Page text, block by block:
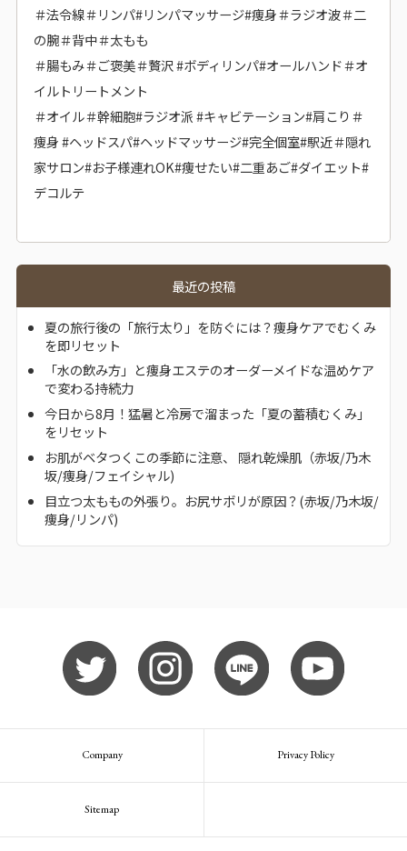
＃法令線＃リンパ#リンパマッサージ#痩身＃ラジオ波＃二
の腕＃背中＃太もも
＃腸もみ＃ご褒美＃贅沢 #ボディリンパ#オールハンド＃オ
イルトリートメント
＃オイル＃幹細胞#ラジオ派 #キャビテーション#肩こり＃
痩身 #ヘッドスパ#ヘッドマッサージ#完全個室#駅近＃隠れ
家サロン#お子様連れOK#痩せたい#二重あご#ダイエット#
デコルテ
最近の投稿
夏の旅行後の「旅行太り」を防ぐには？痩身ケアでむくみ
を即リセット
「水の飲み方」と痩身エステのオーダーメイドな温めケア
で変わる持続力
今日から8月！猛暑と冷房で溜まった「夏の蓄積むくみ」
をリセット
お肌がベタつくこの季節に注意、 隠れ乾燥肌（赤坂/乃木
坂/痩身/フェイシャル)
目立つ太ももの外張り。お尻サボリが原因？(赤坂/乃木坂/
痩身/リンパ)
Company Privacy Policy
Sitemap